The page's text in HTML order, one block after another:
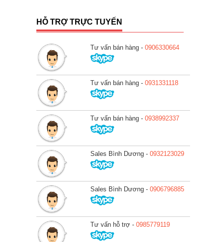
HỖ TRỢ TRỰC TUYẾN
Tư vấn bán hàng - 0906330664
Tư vấn bán hàng - 0931331118
Tư vấn bán hàng - 0938992337
Sales Bình Dương - 0932123029
Sales Bình Dương - 0906796885
Tư vấn hỗ trợ - 0985779119